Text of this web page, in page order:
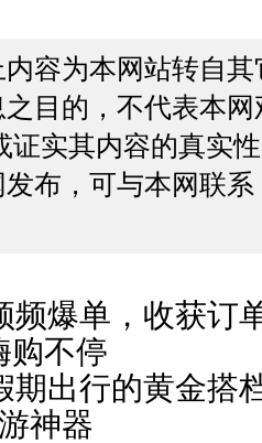
容为本网站转自
目的，不代表本
证实其内容的真实
布，可与本网联
频爆单，收获订
购不停
期出行的黄金搭
神器